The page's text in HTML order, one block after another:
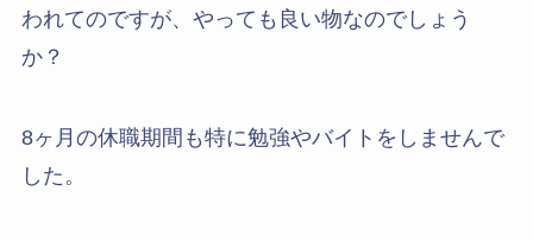
われてのですが、やっても良い物なのでしょう
か？
8ヶ月の休職期間も特に勉強やバイトをしませんで
した。